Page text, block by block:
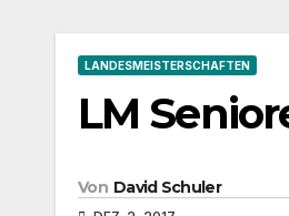
LANDESMEISTERSCHAFTEN
LM
Von David Schuler